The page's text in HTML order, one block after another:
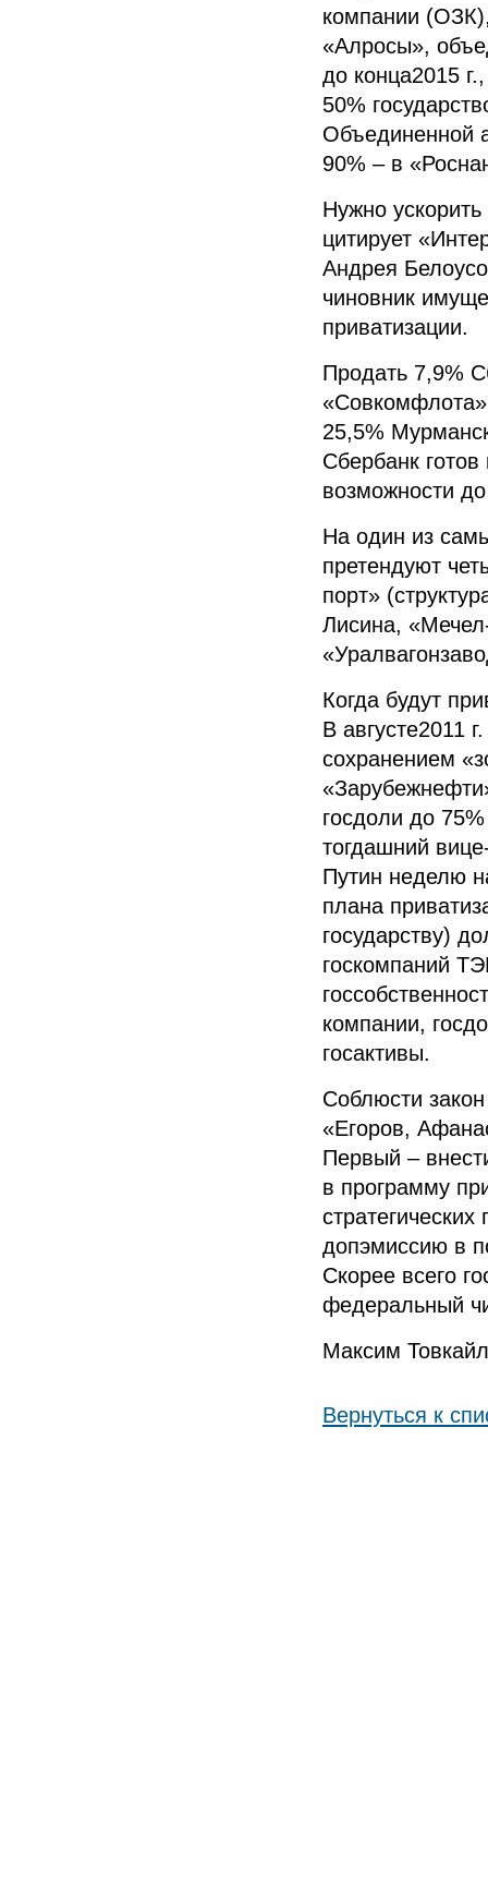
компании
«Алросы»,
до конца2015
50%
Объединенной
90% – в
Нужно
цитирует
Андрея
чиновник
приватизации.
Продать 7,9%
25,5%
Сбербанк
возможности
На один из
претендуют
порт»
Лисина,
Когда будут
В августе2011
сохранением
госдоли до
тогдашний
Путин неделю
плана
государству)
госкомпаний
компании,
госактивы.
Соблюсти
«Егоров,
Первый –
в программу
допэмиссию в
Скорее всего
федеральный
Максим
Вернуться к